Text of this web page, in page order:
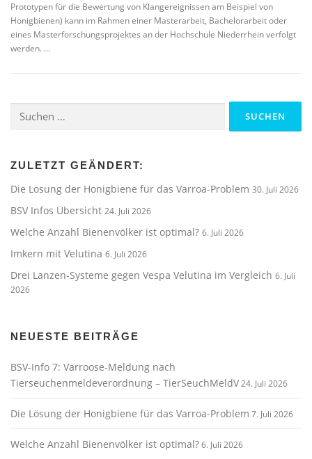
Prototypen für die Bewertung von Klangereignissen am Beispiel von
Honigbienen) kann im Rahmen einer Masterarbeit, Bachelorarbeit oder
eines Masterforschungsprojektes an der Hochschule Niederrhein verfolgt
werden. …
nach:
ZULETZT GEÄNDERT:
Die Lösung der Honigbiene für das Varroa-Problem 30. Juli 2026
BSV Infos Übersicht 24. Juli 2026
Welche Anzahl Bienenvölker ist optimal? 6. Juli 2026
Imkern mit Velutina 6. Juli 2026
Drei Lanzen-Systeme gegen Vespa Velutina im Vergleich 6. Juli
2026
NEUESTE BEITRÄGE
BSV-Info 7: Varroose-Meldung nach
Tierseuchenmeldeverordnung – TierSeuchMeldV24. Juli 2026
Die Lösung der Honigbiene für das Varroa-Problem 7. Juli 2026
Welche Anzahl Bienenvölker ist optimal?6. Juli 2026